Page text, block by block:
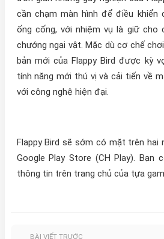
cần chạm màn hình để điều khiển
ống cống, với nhiệm vụ là giữ cho
chướng ngại vật. Mặc dù cơ chế
bản mới của Flappy Bird được kỳ
tính năng mới thú vị và cải tiến về
với công nghệ hiện đại.
Flappy Bird sẽ sớm có mặt trên hai
Google Play Store (CH Play). Bạn
thông tin trên trang chủ của tựa
BÀI VIẾT TRƯỚC